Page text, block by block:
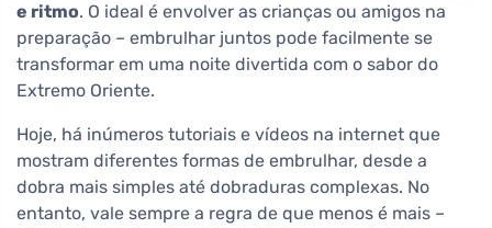
e ritmo. O ideal é envolver as crianças ou amigos na
preparação – embrulhar juntos pode facilmente se
transformar em uma noite divertida com o sabor do
Extremo Oriente.
Hoje, há inúmeros tutoriais e vídeos na internet que
mostram diferentes formas de embrulhar, desde a
dobra mais simples até dobraduras complexas. No
entanto, vale sempre a regra de que menos é mais –